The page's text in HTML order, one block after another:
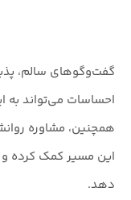
گفت‌وگوهای سالم،
احساسات می‌تواند به
همچنین، مشاوره
این مسیر کمک کرده و
دهد.